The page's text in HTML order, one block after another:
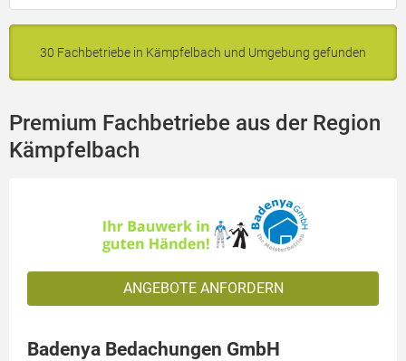
30 Fachbetriebe in Kämpfelbach und Umgebung gefunden
Premium Fachbetriebe aus der Region
Kämpfelbach
ANGEBOTE ANFORDERN
Badenya Bedachungen GmbH